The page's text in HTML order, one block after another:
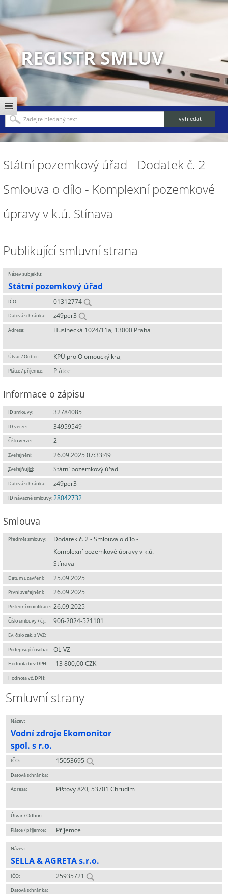
REGISTR SMLUV
Státní pozemkový úřad - Dodatek č. 2 -
Smlouva o dílo - Komplexní pozemkové
úpravy v k.ú. Stínava
Publikující smluvní strana
Název subjektu:
Státní pozemkový úřad
IČO: 01312774
Datová schránka: z49per3
Adresa: Husinecká 1024/11a, 13000 Praha
Útvar / Odbor: KPÚ pro Olomoucký kraj
Plátce / příjemce: Plátce
Informace o zápisu
ID smlouvy: 32784085
ID verze: 34959549
Číslo verze: 2
Zveřejnění: 26.09.2025 07:33:49
Zveřejňující: Státní pozemkový úřad
Datová schránka: z49per3
ID návazné smlouvy:28042732
Smlouva
Předmět smlouvy:
Dodatek č. 2 - Smlouva o dílo -
Komplexní pozemkové úpravy v k.ú.
Stínava
Datum uzavření: 25.09.2025
První zveřejnění: 26.09.2025
Poslední modifikace: 26.09.2025
Číslo smlouvy / č.j.: 906-2024-521101
Ev. číslo zak. z VVZ:
Podepisující osoba: OL-VZ
Hodnota bez DPH: -13 800,00 CZK
Hodnota vč. DPH:
Smluvní strany
Název:
Vodní zdroje Ekomonitor
spol. s r.o.
IČO: 15053695
Datová schránka:
Adresa: Píšťovy 820, 53701 Chrudim
Útvar / Odbor:
Plátce / příjemce: Příjemce
Název:
SELLA & AGRETA s.r.o.
IČO: 25935721
Datová schránka: